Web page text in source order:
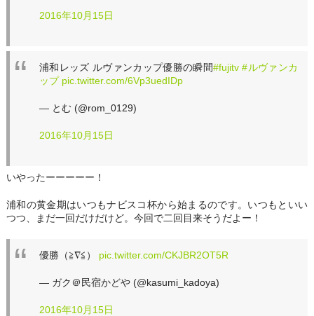
2016年10月15日
浦和レッズ ルヴァンカップ優勝の瞬間#fujitv #ルヴァンカ
ップ pic.twitter.com/6Vp3uedIDp
— とむ (@rom_0129)
2016年10月15日
いやったーーーーー！
浦和の黄金期はいつもナビスコ杯から始まるのです。いつもといい
つつ、まだ一回だけだけど。今回で二回目来そうだよー！
優勝（≧∇≦） pic.twitter.com/CKJBR2OT5R
— ガク＠民宿かどや (@kasumi_kadoya)
2016年10月15日